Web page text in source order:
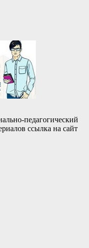
педагогический
ссылка на сайт